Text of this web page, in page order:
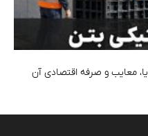
معایب و صرفه اقتصادی آن